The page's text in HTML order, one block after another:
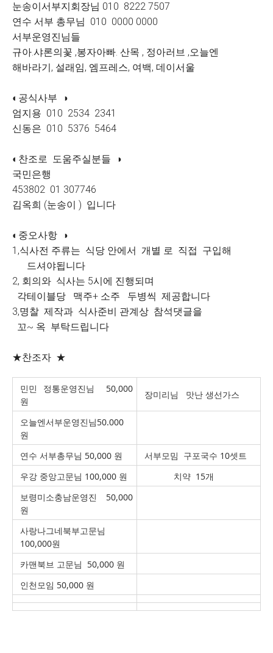
눈송이서부지회장님 010 8222 7507
연수 서부 총무님 010 0000 0000
서부운영진님들
규아.샤론의꽃 ,봉자아빠. 산목 , 정아러브 ,오늘엔
해바라기, 설래임, 엠프레스, 여백, 데이서울
◐공식사부 ◑
엄지용 010 2534 2341
신동은 010 5376 5464
◐찬조로 도움주실분들 ◑
국민은행
453802 01 307746
김옥희 (눈송이 ) 입니다
◐중오사항 ◑
1,식사전 주류는 식당 안에서 개별 로 직접 구입해
드셔야됩니다
2, 회의와 식사는 5시에 진행되며
각테이블당 맥주+ 소주 두병씩 제공합니다
3,명찰 제작과 식사준비 관계상 참석댓글을
꼬~ 옥 부탁드립니다
★찬조자 ★
민민 정통운영진님 50,000
원
장미리님 맛난 생선가스
오늘엔서부운영진님50.000
원
연수 서부총무님 50,000 원
서부모밈 구포국수 10셋트
우강 중앙고문님 100,000 원
치약 15개
보령미소충남운영진 50,000
원
사랑나그네북부고문님
100,000원
카맨북브 고문님 50,000 원
인천모임 50,000 원